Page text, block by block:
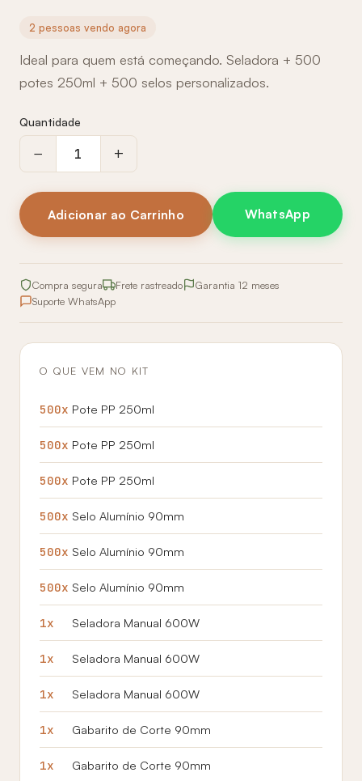
2 pessoas vendo agora
Ideal para quem está começando. Seladora + 500
potes 250ml + 500 selos personalizados.
Quantidade
− +
Adicionar ao Carrinho WhatsApp
Compra segura Frete rastreado
Garantia 12 meses
Suporte WhatsApp
O QUE VEM NO KIT
500x Pote PP 250ml
500x Pote PP 250ml
500x Pote PP 250ml
500x Selo Alumínio 90mm
500x Selo Alumínio 90mm
500x Selo Alumínio 90mm
1x Seladora Manual 600W
1x Seladora Manual 600W
1x Seladora Manual 600W
1x Gabarito de Corte 90mm
1x Gabarito de Corte 90mm